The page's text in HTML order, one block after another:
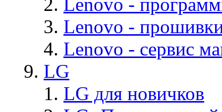
Lenovo -
Lenovo -
Lenovo - cервис
LG
LG для новичков